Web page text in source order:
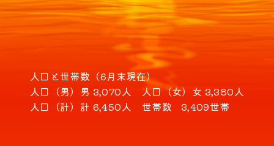
人口と世帯数（6月末現在）
人口（男） 男 3,070人 人口（女） 女 3,380人
人口（計） 計 6,450人 世帯数 3,409世帯